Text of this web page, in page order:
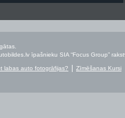
īpašnieku SIA “Focus Group”
labas auto fotogrāfijas? Zīmēšanas Kursi